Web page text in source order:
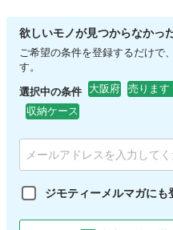
欲しいモノが見つからなかっ
ご希望の条件を登録するだけで
す。
選択中の条件 大阪府 売ります
収納ケース
ジモティーメルマガにも